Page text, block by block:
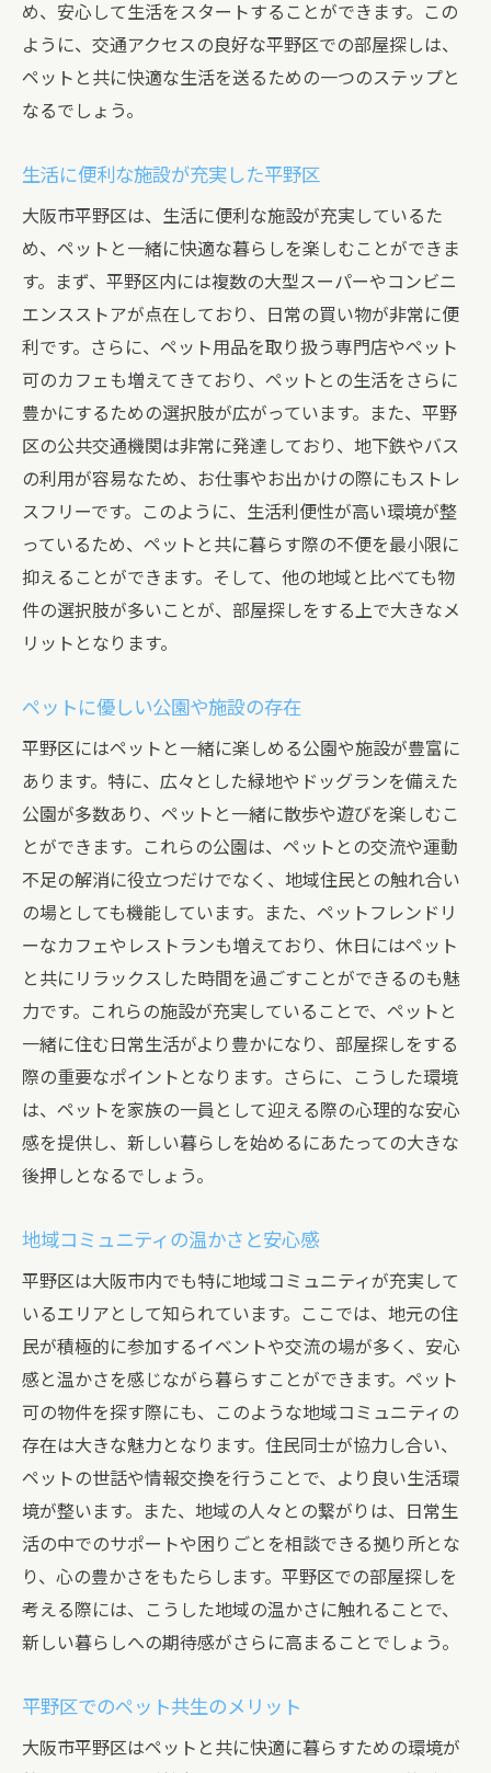
トラブルを未然に防ぐための準備
ペットが快適に過ごせる空間作り
ペットの習慣に合わせた物件選び
周囲の住人との良好な関係構築
契約前に確認すべき禁止事項
部屋探しに役立つ大阪市平野区のペット可物件
新築物件とリノベーション物件の選び方
賃料相場とお得な物件情報
ペット可物件の最新トレンドをチェック
即入居可能な物件情報の探し方
長期的に住みやすいエリアの選定
ペット可物件の空き状況を把握する
自分とペットのライフスタイルを考える
ペットのための特別な設備を確認
快適に暮らせる物件の条件を明確に
ペット飼育に寛容な物件の見分け方
地域特性を活かした部屋探しのコツ
部屋探しを成功させる大阪市平野区でのペット
可物件の選び方
物件選びで失敗しないための注意点
ペット共生型住宅の魅力と選び方
ライフステージに応じた物件の選定
物件の候補を絞り込む効果的な方法
ペットと共に安心して暮らせる環境作り
め、安心して生活をスタートすることができます。この
ように、交通アクセスの良好な平野区での部屋探しは、
ペットと共に快適な生活を送るための一つのステップと
なるでしょう。
生活に便利な施設が充実した平野区
大阪市平野区は、生活に便利な施設が充実しているた
め、ペットと一緒に快適な暮らしを楽しむことができま
す。まず、平野区内には複数の大型スーパーやコンビニ
エンスストアが点在しており、日常の買い物が非常に便
利です。さらに、ペット用品を取り扱う専門店やペット
可のカフェも増えてきており、ペットとの生活をさらに
豊かにするための選択肢が広がっています。また、平野
区の公共交通機関は非常に発達しており、地下鉄やバス
の利用が容易なため、お仕事やお出かけの際にもストレ
スフリーです。このように、生活利便性が高い環境が整
っているため、ペットと共に暮らす際の不便を最小限に
抑えることができます。そして、他の地域と比べても物
件の選択肢が多いことが、部屋探しをする上で大きなメ
リットとなります。
ペットに優しい公園や施設の存在
平野区にはペットと一緒に楽しめる公園や施設が豊富に
あります。特に、広々とした緑地やドッグランを備えた
公園が多数あり、ペットと一緒に散歩や遊びを楽しむこ
とができます。これらの公園は、ペットとの交流や運動
不足の解消に役立つだけでなく、地域住民との触れ合い
の場としても機能しています。また、ペットフレンドリ
ーなカフェやレストランも増えており、休日にはペット
と共にリラックスした時間を過ごすことができるのも魅
力です。これらの施設が充実していることで、ペットと
一緒に住む日常生活がより豊かになり、部屋探しをする
際の重要なポイントとなります。さらに、こうした環境
は、ペットを家族の一員として迎える際の心理的な安心
感を提供し、新しい暮らしを始めるにあたっての大きな
後押しとなるでしょう。
地域コミュニティの温かさと安心感
平野区は大阪市内でも特に地域コミュニティが充実して
いるエリアとして知られています。ここでは、地元の住
民が積極的に参加するイベントや交流の場が多く、安心
感と温かさを感じながら暮らすことができます。ペット
可の物件を探す際にも、このような地域コミュニティの
存在は大きな魅力となります。住民同士が協力し合い、
ペットの世話や情報交換を行うことで、より良い生活環
境が整います。また、地域の人々との繋がりは、日常生
活の中でのサポートや困りごとを相談できる拠り所とな
り、心の豊かさをもたらします。平野区での部屋探しを
考える際には、こうした地域の温かさに触れることで、
新しい暮らしへの期待感がさらに高まることでしょう。
平野区でのペット共生のメリット
大阪市平野区はペットと共に快適に暮らすための環境が